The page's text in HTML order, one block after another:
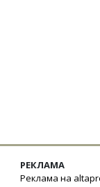
РЕКЛАМА
Реклама на